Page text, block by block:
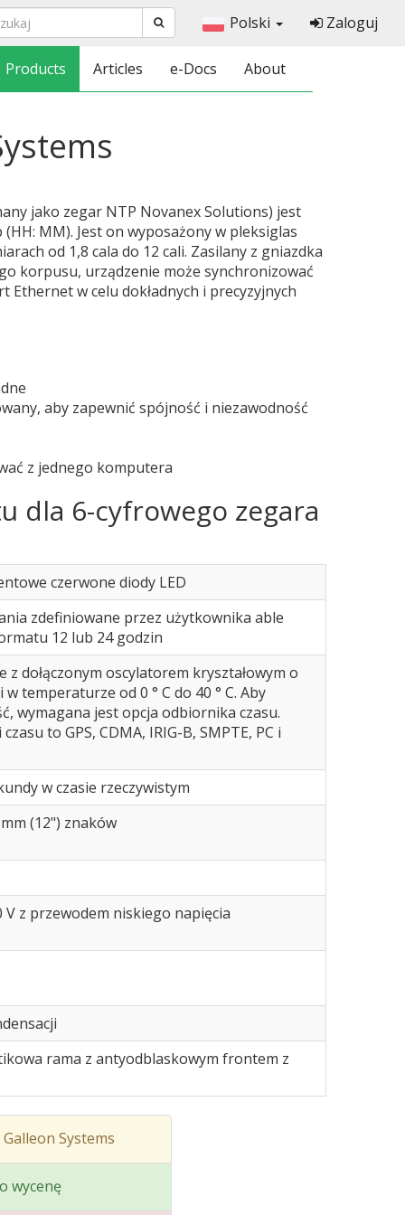
Polski Zaloguj
Products Articles e-Docs About
jako zegar NTP Novanex Solutions) jest
MM). Jest on wyposażony w pleksiglas
od 1,8 cala do 12 cali. Zasilany z gniazdka
korpusu, urządzenie może synchronizować
Ethernet w celu dokładnych i precyzyjnych
aby zapewnić spójność i niezawodność
z jednego komputera
dla 6-cyfrowego zegara
czerwone diody LED
zdefiniowane przez użytkownika able
12 lub 24 godzin
z dołączonym oscylatorem kryształowym o
temperaturze od 0 ° C do 40 ° C. Aby
wymagana jest opcja odbiornika czasu.
to GPS, CDMA, IRIG-B, SMPTE, PC i
w czasie rzeczywistym
(12") znaków
V z przewodem niskiego napięcia
rama z antyodblaskowym frontem z
Systems
wycenę